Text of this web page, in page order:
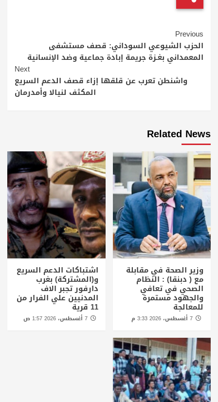
Continue
Reading
Previous
الحزب الشيوعي السوداني: قصف مستشفى
المعمداني بغـزة جريمة إبادة جماعية وضد الإنسانية
Next
واشنطن تعرب عن قلقها إزاء قصف الدعم السريع
المكثف لنيالا وأمدرمان
Related News
وزير الصحة في مقابلة
مع ( دبنقا) : النظام
الصحي في تعافي
والجهود مستمرة
للمعالجة
اشتباكات الدعم السريع
و(المشتركة) بغرب
دارفور تجبر الاف
المدنيين علي الفرار من
11 قرية
7 أغسطس، 2026 1:57 ص